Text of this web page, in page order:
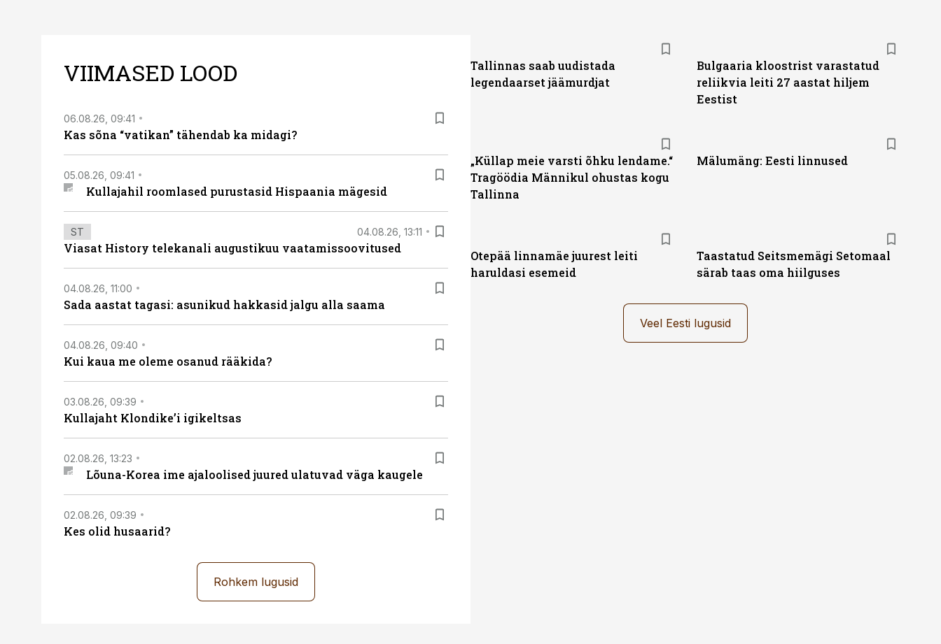
VIIMASED LOOD
06.08.26, 09:41
Kas sõna “vatikan” tähendab ka midagi?
05.08.26, 09:41
Kullajahil roomlased purustasid Hispaania mägesid
ST 04.08.26, 13:11
Viasat History telekanali augustikuu vaatamissoovitused
04.08.26, 11:00
Sada aastat tagasi: asunikud hakkasid jalgu alla saama
04.08.26, 09:40
Kui kaua me oleme osanud rääkida?
03.08.26, 09:39
Kullajaht Klondike’i igikeltsas
02.08.26, 13:23
Lõuna-Korea ime ajaloolised juured ulatuvad väga kaugele
02.08.26, 09:39
Kes olid husaarid?
Rohkem lugusid
Tallinnas saab uudistada
legendaarset jäämurdjat
Bulgaaria kloostrist varastatud
reliikvia leiti 27 aastat hiljem
Eestist
„Küllap meie varsti õhku lendame.“
Tragöödia Männikul ohustas kogu
Tallinna
Mälumäng: Eesti linnused
Otepää linnamäe juurest leiti
haruldasi esemeid
Taastatud Seitsmemägi Setomaal
särab taas oma hiilguses
Veel Eesti lugusid